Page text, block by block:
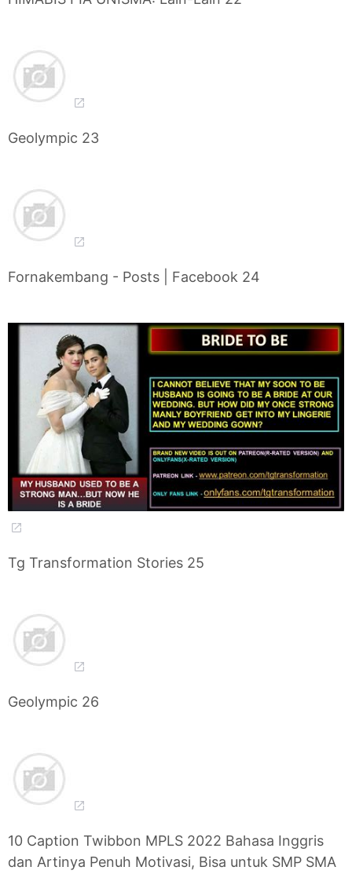
Geolympic 23
Fornakembang - Posts | Facebook 24
Tg Transformation Stories 25
Geolympic 26
10 Caption Twibbon MPLS 2022 Bahasa Inggris
dan Artinya Penuh Motivasi, Bisa untuk SMP SMA